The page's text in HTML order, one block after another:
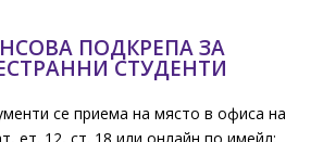
ПОДКРЕПА ЗА
СТУДЕНТИ
се приема на място в офиса на